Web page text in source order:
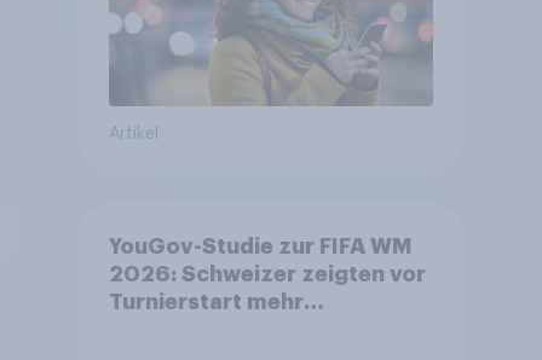
Artikel
YouGov-Studie zur FIFA WM
2026: Schweizer zeigten vor
Turnierstart mehr